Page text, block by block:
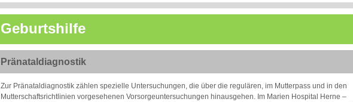
Geburtshilfe
Pränataldiagnostik
Zur Pränataldiagnostik zählen spezielle Untersuchungen, die über die regulären, im Mutterpass und in den
Mutterschaftsrichtlinien vorgesehenen Vorsorgeuntersuchungen hinausgehen. Im Marien Hospital Herne –